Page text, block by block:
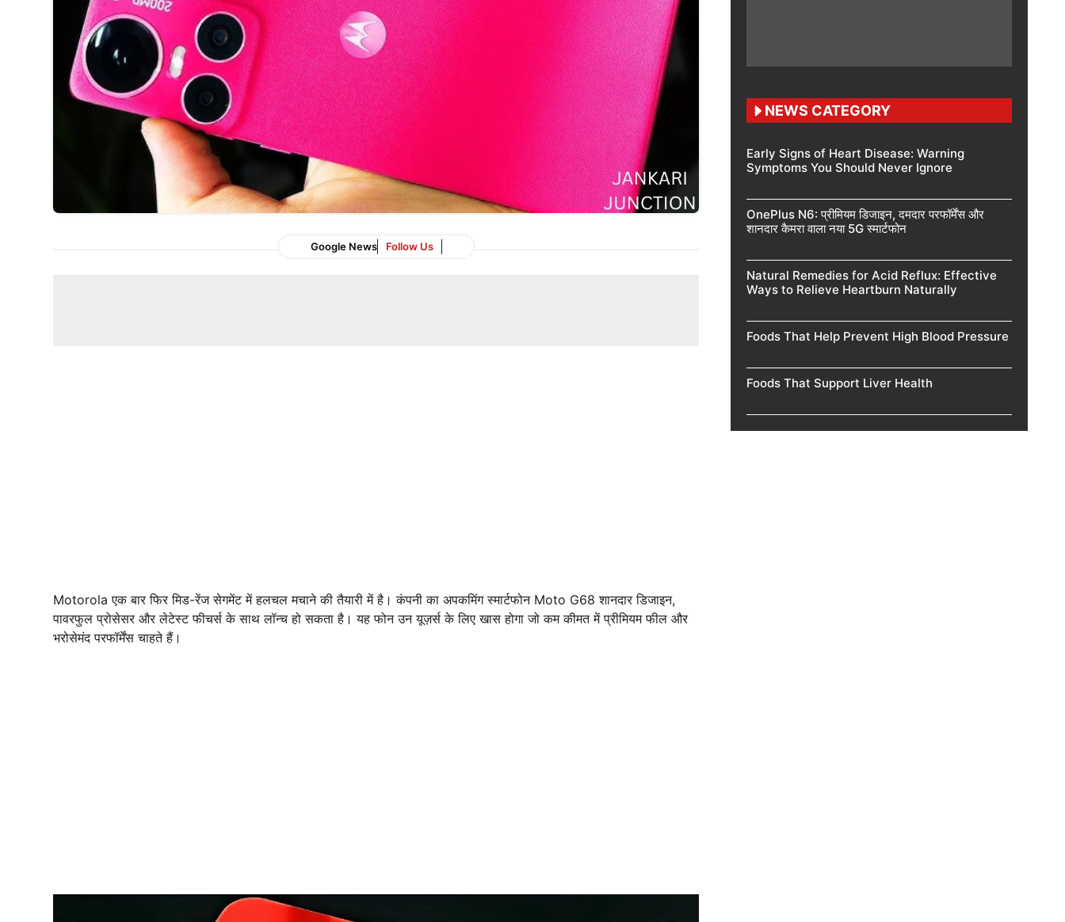
Google News Follow Us
Motorola एक बार फिर मिड-रेंज सेगमेंट में हलचल मचाने की तैयारी में है। कंपनी का अपकमिंग स्मार्टफोन Moto G68 शानदार डिजाइन,
पावरफुल प्रोसेसर और लेटेस्ट फीचर्स के साथ लॉन्च हो सकता है। यह फोन उन यूज़र्स के लिए खास होगा जो कम कीमत में प्रीमियम फील और
भरोसेमंद परफॉर्मेंस चाहते हैं।
NEWS CATEGORY
Early Signs of Heart Disease: Warning
Symptoms You Should Never Ignore
OnePlus N6: प्रीमियम डिजाइन, दमदार परफॉर्मेंस और
शानदार कैमरा वाला नया 5G स्मार्टफोन
Natural Remedies for Acid Reflux: Effective
Ways to Relieve Heartburn Naturally
Foods That Help Prevent High Blood Pressure
Foods That Support Liver Health